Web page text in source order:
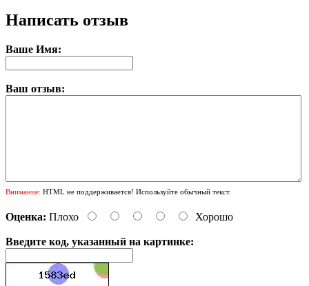
Написать отзыв
Ваше Имя:
Ваш отзыв:
Внимание: HTML не поддерживается! Используйте обычный текст.
Оценка: Плохо Хорошо
Введите код, указанный на картинке: